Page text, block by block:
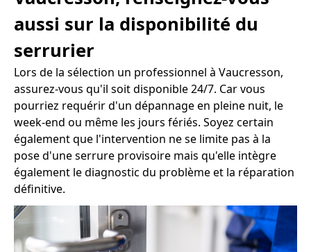
aussi sur la disponibilité du
serrurier
Lors de la sélection un professionnel à Vaucresson,
assurez-vous qu'il soit disponible 24/7. Car vous
pourriez requérir d'un dépannage en pleine nuit, le
week-end ou même les jours fériés. Soyez certain
également que l'intervention ne se limite pas à la
pose d'une serrure provisoire mais qu'elle intègre
également le diagnostic du problème et la réparation
définitive.